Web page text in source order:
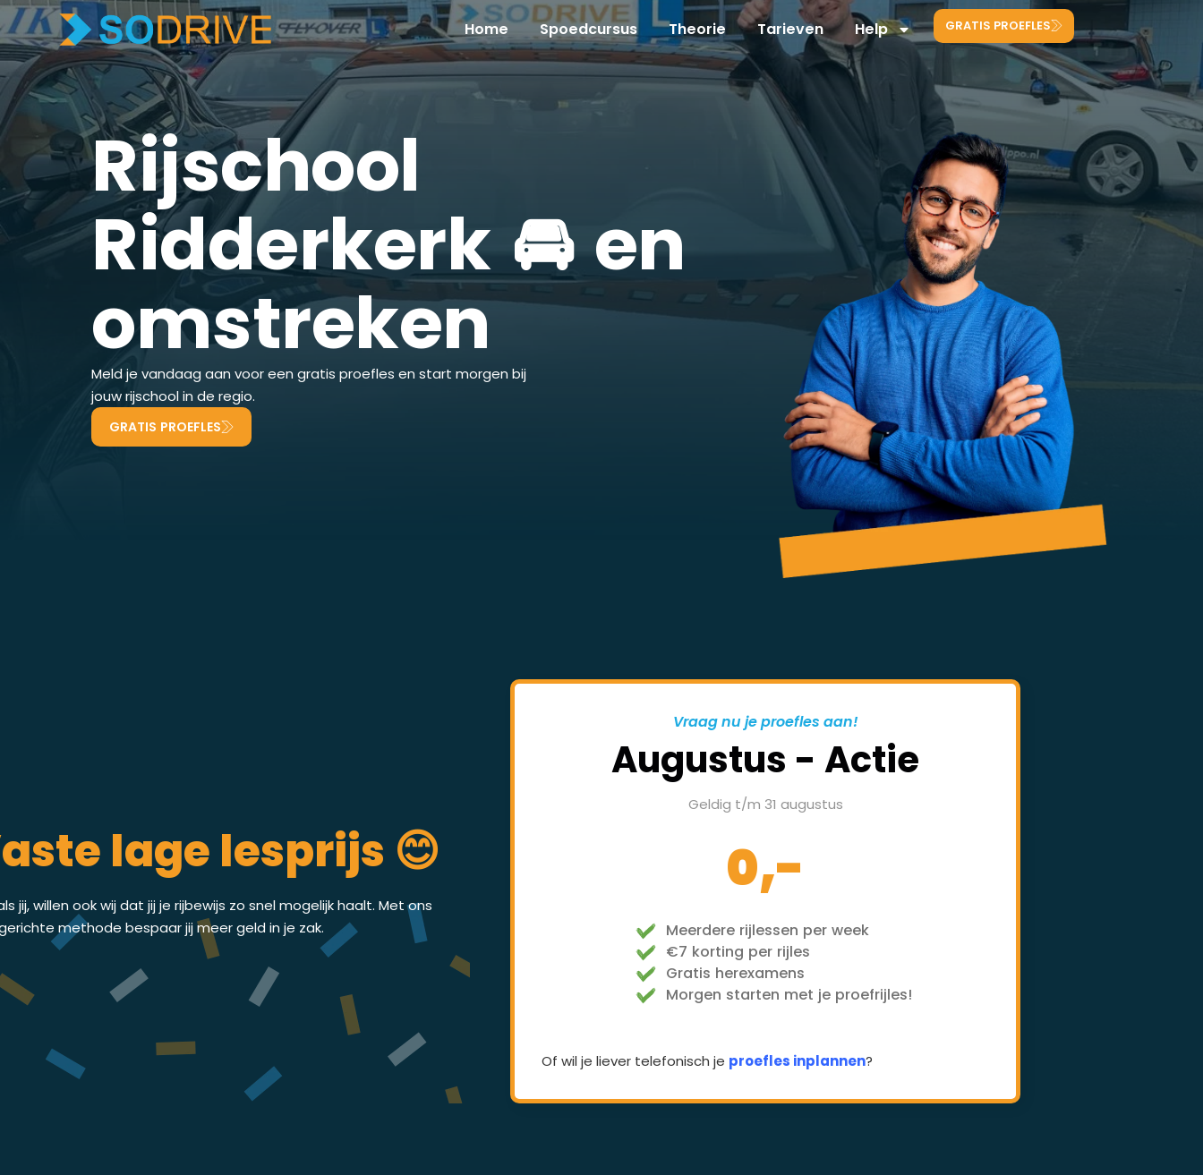
Home Spoedcursus Theorie Tarieven Help GRATIS PROEFLES
Rijschool
Ridderkerk 🚘 en
omstreken
Meld je vandaag aan voor een gratis proefles en start morgen bij
jouw rijschool in de regio.
GRATIS PROEFLES
lage lesprijs 😊
jij, willen ook wij dat jij je rijbewijs zo snel mogelijk haalt. Met ons
methode bespaar jij meer geld in je zak.
Vraag nu je proefles aan!
Augustus - Actie
Geldig t/m 31 augustus
0,-
Meerdere rijlessen per week
€7 korting per rijles
Gratis herexamens
Morgen starten met je proefrijles!
Of wil je liever telefonisch je proefles inplannen?